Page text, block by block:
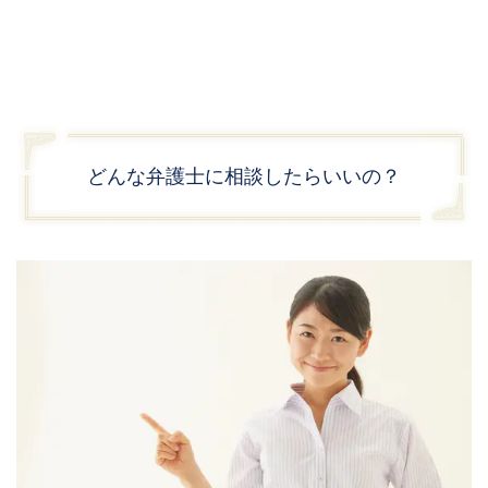
どんな弁護士に相談したらいいの？